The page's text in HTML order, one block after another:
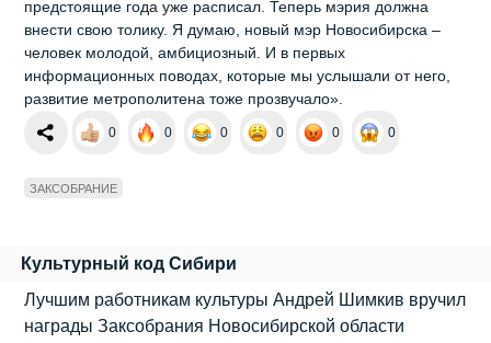
предстоящие года уже расписал. Теперь мэрия должна
внести свою толику. Я думаю, новый мэр Новосибирска –
человек молодой, амбициозный. И в первых
информационных поводах, которые мы услышали от него,
развитие метрополитена тоже прозвучало».
0 0 0 0 0 0
ЗАКСОБРАНИЕ
Культурный код Сибири
Лучшим работникам культуры Андрей Шимкив вручил
награды Заксобрания Новосибирской области